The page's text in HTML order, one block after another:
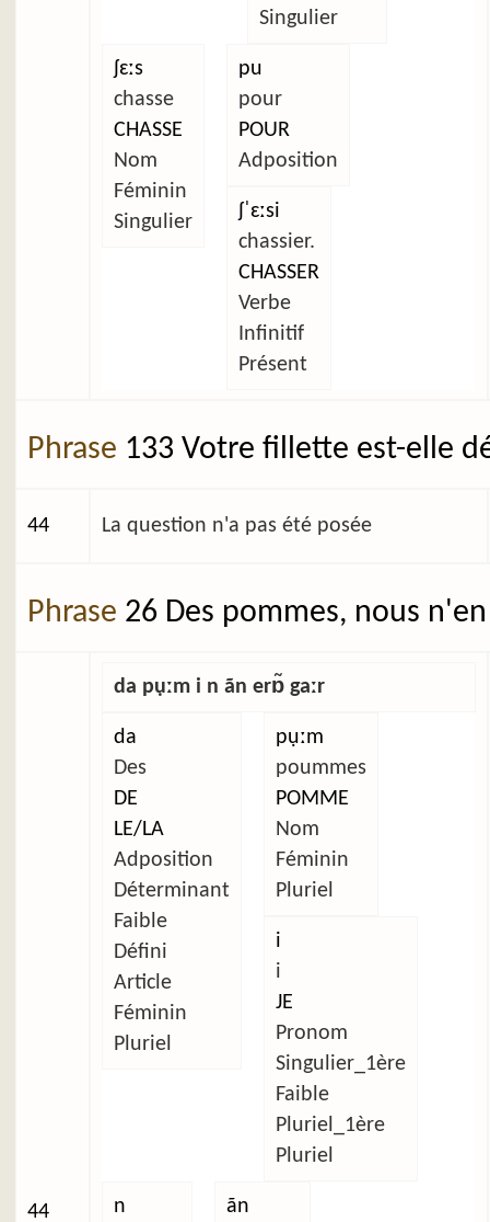
Singulier
ʃɛːs
chasse
CHASSE
Nom
Féminin
Singulier
pu
pour
POUR
Adposition
ʃˈɛːsi
chassier.
CHASSER
Verbe
Infinitif
Présent
Phrase 133 Votre fillette est-elle
44 La question n'a pas été posée
Phrase 26 Des pommes, nous
44
da pụːm i n ãn erɒ̃ gaːr
da
Des
DE
LE/LA
Adposition
Déterminant
Faible
Défini
Article
Féminin
Pluriel
pụːm
poummes
POMME
Nom
Féminin
Pluriel
i
i
JE
Pronom
Singulier_1ère
Faible
Pluriel_1ère
Pluriel
n
ãn